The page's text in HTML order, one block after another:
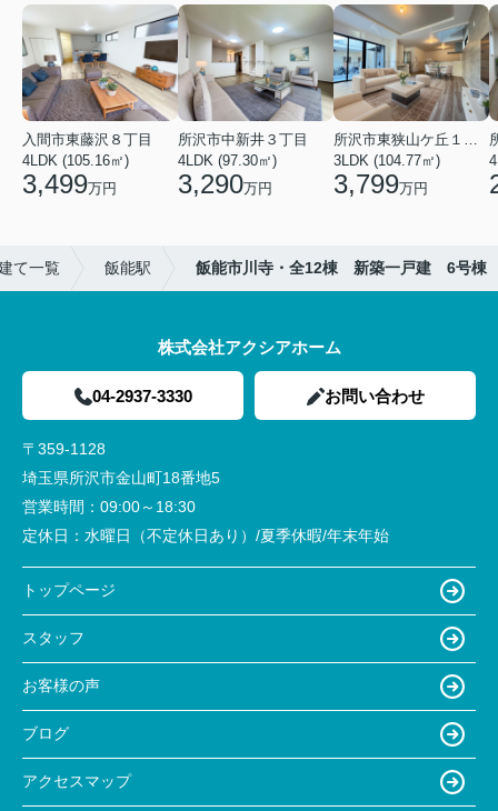
入間市東藤沢８丁目
4LDK (105.16㎡)
3,499万円
所沢市中新井３丁目
4LDK (97.30㎡)
3,290万円
3LDK (104.77㎡)
3,799万円
て一覧 飯能駅 飯能市川寺・全12棟 新築一戸建 6号棟
株式会社アクシアホーム
04-2937-3330 お問い合わせ
〒359-1128
埼玉県所沢市金山町18番地5
営業時間： 09:00～18:30
定休日： 水曜日（不定休日あり）/夏季休暇/年末年始
トップページ
スタッフ
お客様の声
ブログ
アクセスマップ